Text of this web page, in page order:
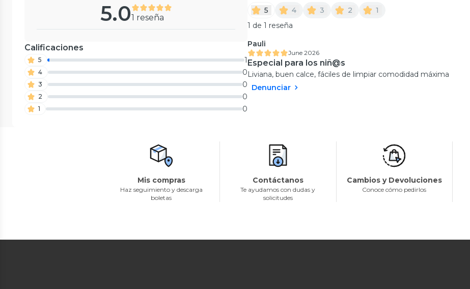
5.01 reseña
Calificaciones
5 1
4 0
3 0
2 0
1 0
5 4 3 2
1
1 de 1 reseña
Pauli
June 2026
Especial para los niñ@s
Liviana, buen calce, fáciles de limpiar comodidad máxima
Denunciar
Mis compras
Haz seguimiento y descarga
boletas
Contáctanos
Te ayudamos con dudas y
solicitudes
Cambios y Devoluciones
Conoce cómo pedirlos